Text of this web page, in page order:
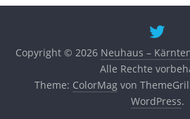
Copyright © 2026 Neuhaus –
Alle Rechte
Theme: ColorMag von
WordPress.